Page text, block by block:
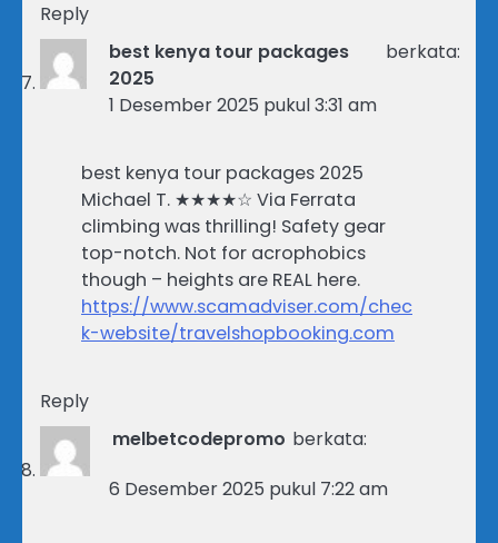
Reply
best kenya tour packages
2025
berkata:
1 Desember 2025 pukul 3:31 am
best kenya tour packages 2025
Michael T. ★★★★☆ Via Ferrata
climbing was thrilling! Safety gear
top-notch. Not for acrophobics
though – heights are REAL here.
https://www.scamadviser.com/chec
k-website/travelshopbooking.com
Reply
melbetcodepromo berkata:
6 Desember 2025 pukul 7:22 am